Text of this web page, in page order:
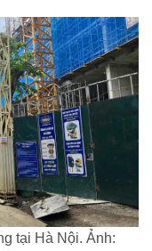
tại Hà Nội. Ảnh: